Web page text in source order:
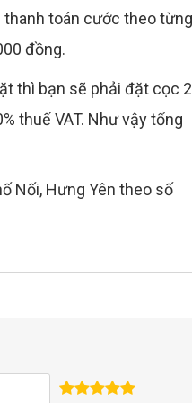
toán cước theo từng
đồng.
thì bạn sẽ phải đặt cọc 2
thuế VAT. Như vậy tổng
Nối, Hưng Yên theo số